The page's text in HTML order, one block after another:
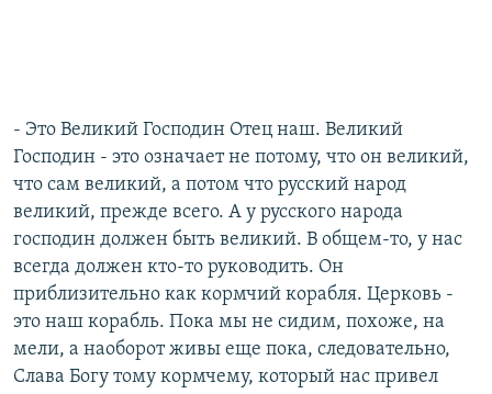
- Это Великий Господин Отец наш. Великий
Господин - это означает не потому, что он великий,
что сам великий, а потом что русский народ
великий, прежде всего. А у русского народа
господин должен быть великий. В общем-то, у нас
всегда должен кто-то руководить. Он
приблизительно как кормчий корабля. Церковь -
это наш корабль. Пока мы не сидим, похоже, на
мели, а наоборот живы еще пока, следовательно,
Слава Богу тому кормчему, который нас привел